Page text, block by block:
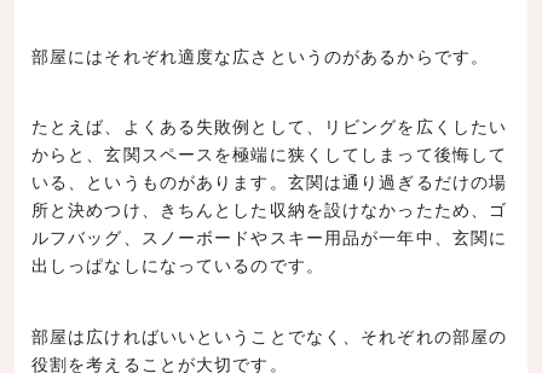
部屋にはそれぞれ適度な広さというのがあるからです。
たとえば、よくある失敗例として、リビングを広くしたい
からと、玄関スペースを極端に狭くしてしまって後悔して
いる、というものがあります。玄関は通り過ぎるだけの場
所と決めつけ、きちんとした収納を設けなかったため、ゴ
ルフバッグ、スノーボードやスキー用品が一年中、玄関に
出しっぱなしになっているのです。
部屋は広ければいいということでなく、それぞれの部屋の
役割を考えることが大切です。